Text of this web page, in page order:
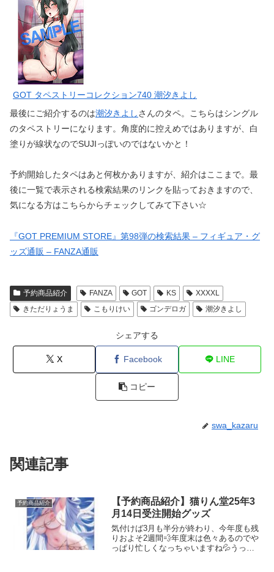
GOT タペストリーコレクション740 潮汐きよし
最後にご紹介するのは潮汐きよしさんのタペ。こちらはシングル
のタペストリーになります。角度的に控えめではありますが、白
塗りが線状なのでSUJIっぽいのではないかと！
予約開始したタペはあと何枚かありますが、紹介はここまで。最
後に一覧で表示される検索結果のリンクを貼っておきますので、
気になる方はこちらからチェックしてみて下さい☆
『GOT PREMIUM STORE』第98弾の検索結果 – フィギュア・グ
ッズ通販 – FANZA通販
予約商品紹介 FANZA GOT KS
XXXXL
きただりょうま
こもりけい ゴンデロガ 潮汐きよし
シェアする
X Facebook LINE
コピー
swa_kazaru
関連記事
予約商品紹介
【予約商品紹介】猫りん堂25年3
月14日受注開始グッズ
気付けば3月も半分が終わり、今年度も残
りおよそ2週間💨年度末は色々あるのでや
っぱり忙しくなっちゃいますね💦うっか